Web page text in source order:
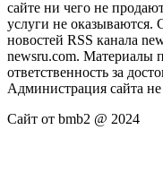
сайте ни чего не
услуги не оказываются.
новостей RSS канала
newsru.com. Материалы
ответственность за
Администрация сайта не
Сайт от bmb2 @ 2024